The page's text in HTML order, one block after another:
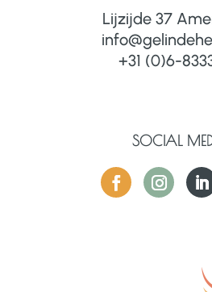
Lijzijde 37
+31 (0)6-
SOCIAL